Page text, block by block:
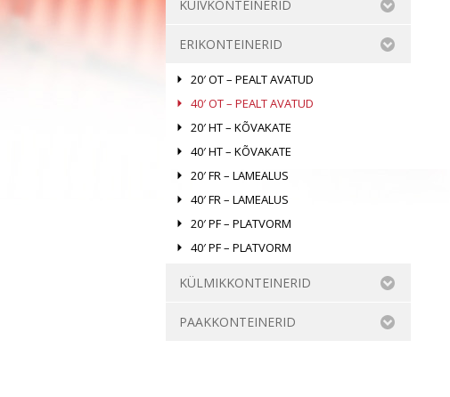
KUIVKONTEINERID
ERIKONTEINERID
20′ OT – PEALT AVATUD
40′ OT – PEALT AVATUD
20′ HT – KÕVAKATE
40′ HT – KÕVAKATE
20′ FR – LAMEALUS
40′ FR – LAMEALUS
20′ PF – PLATVORM
40′ PF – PLATVORM
KÜLMIKKONTEINERID
PAAKKONTEINERID